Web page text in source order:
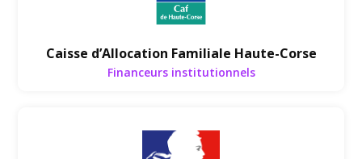
Caisse d’Allocation Familiale Haute-Corse
Financeurs institutionnels
Financeurs institutionnels